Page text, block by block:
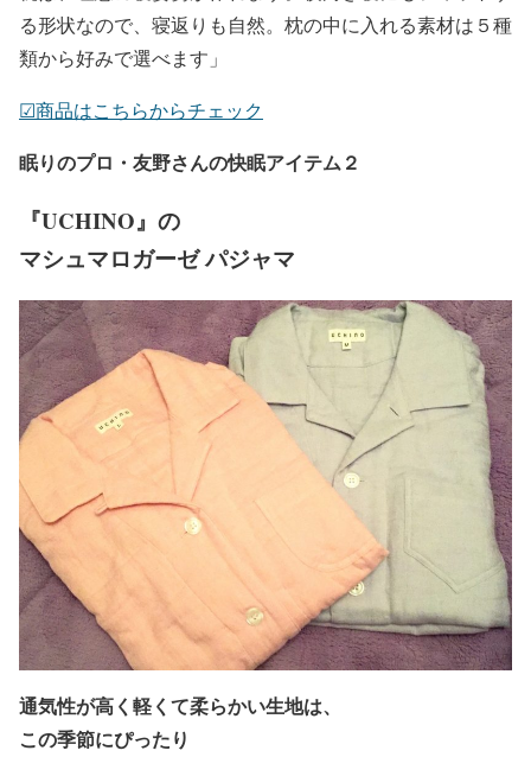
る形状なので、寝返りも自然。枕の中に入れる素材は５種
類から好みで選べます」
☑︎商品はこちらからチェック
眠りのプロ・友野さんの快眠アイテム２
『UCHINO』の
マシュマロガーゼ パジャマ
通気性が高く軽くて柔らかい生地は、
この季節にぴったり